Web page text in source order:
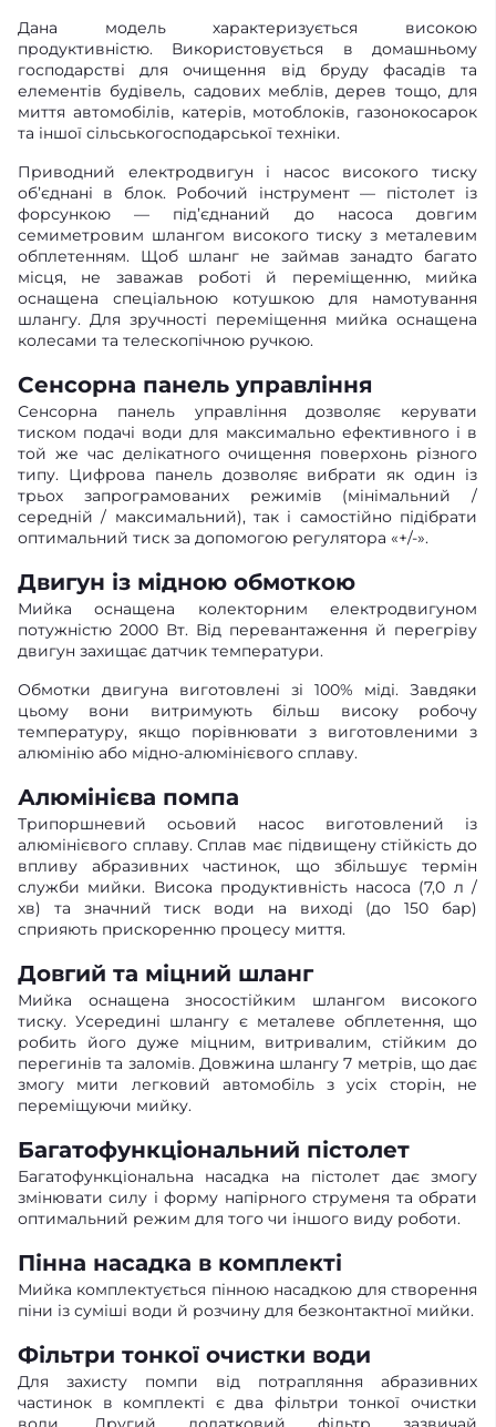
Дана модель характеризується високою
продуктивністю. Використовується в домашньому
господарстві для очищення від бруду фасадів та
елементів будівель, садових меблів, дерев тощо, для
миття автомобілів, катерів, мотоблоків, газонокосарок
та іншої сільськогосподарської техніки.
Приводний електродвигун і насос високого тиску
об’єднані в блок. Робочий інструмент — пістолет із
форсункою — під’єднаний до насоса довгим
семиметровим шлангом високого тиску з металевим
обплетенням. Щоб шланг не займав занадто багато
місця, не заважав роботі й переміщенню, мийка
оснащена спеціальною котушкою для намотування
шлангу. Для зручності переміщення мийка оснащена
колесами та телескопічною ручкою.
Сенсорна панель управління
Сенсорна панель управління дозволяє керувати
тиском подачі води для максимально ефективного і в
той же час делікатного очищення поверхонь різного
типу. Цифрова панель дозволяє вибрати як один із
трьох запрограмованих режимів (мінімальний /
середній / максимальний), так і самостійно підібрати
оптимальний тиск за допомогою регулятора «+/-».
Двигун із мідною обмоткою
Мийка оснащена колекторним електродвигуном
потужністю 2000 Вт. Від перевантаження й перегріву
двигун захищає датчик температури.
Обмотки двигуна виготовлені зі 100% міді. Завдяки
цьому вони витримують більш високу робочу
температуру, якщо порівнювати з виготовленими з
алюмінію або мідно-алюмінієвого сплаву.
Алюмінієва помпа
Трипоршневий осьовий насос виготовлений із
алюмінієвого сплаву. Сплав має підвищену стійкість до
впливу абразивних частинок, що збільшує термін
служби мийки. Висока продуктивність насоса (7,0 л /
хв) та значний тиск води на виході (до 150 бар)
сприяють прискоренню процесу миття.
Довгий та міцний шланг
Мийка оснащена зносостійким шлангом високого
тиску. Усередині шлангу є металеве обплетення, що
робить його дуже міцним, витривалим, стійким до
перегинів та заломів. Довжина шлангу 7 метрів, що дає
змогу мити легковий автомобіль з усіх сторін, не
переміщуючи мийку.
Багатофункціональний пістолет
Багатофункціональна насадка на пістолет дає змогу
змінювати силу і форму напірного струменя та обрати
оптимальний режим для того чи іншого виду роботи.
Пінна насадка в комплекті
Мийка комплектується пінною насадкою для створення
піни із суміші води й розчину для безконтактної мийки.
Фільтри тонкої очистки води
Для захисту помпи від потрапляння абразивних
частинок в комплекті є два фільтри тонкої очистки